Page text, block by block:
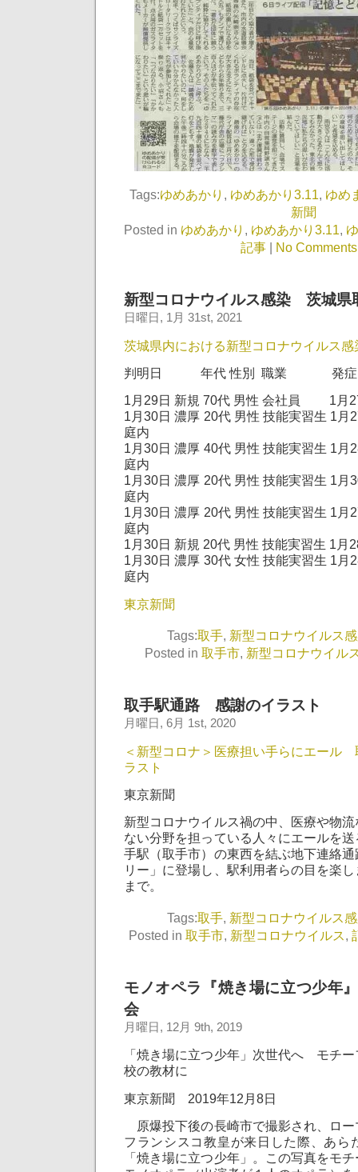
Tags:ゆめあかり , ゆめあかり3.11, ゆめ
新聞
Posted in ゆめあかり , ゆめあかり3.11,
記事| No
新型コロナウイルス感染 茨城県
日曜日, 1月 31st, 2021
茨城県内における新型コロナウイルス
判明日 年代 性別 職業 発症
1月29日 新規 70代 男性 会社員 1月
1月30日 濃厚 20代 男性 技能実習生 1月
庭内
1月30日 濃厚 40代 男性 技能実習生 1月
庭内
1月30日 濃厚 20代 男性 技能実習生 1月
庭内
1月30日 濃厚 20代 男性 技能実習生 1月
庭内
1月30日 新規 20代 男性 技能実習生 1月
1月30日 濃厚 30代 女性 技能実習生 1月
庭内
東京新聞
Tags:取手, 新型コロナウイルス
Posted in 取手市, 新型コロナウイル
取手駅通路 感謝のイラスト
月曜日, 6月 1st, 2020
＜新型コロナ＞医療担い手らにエー
ラスト
東京新聞
新型コロナウイルス禍の中、医療や物
ない分野を担っている人々にエールを
手駅（取手市）の東西を結ぶ地下連絡
リー」に登場し、駅利用者らの目を楽
まで。
Tags:取手, 新型コロナウイルス
Posted in 取手市, 新型コロナウイルス,
モノオペラ『焼き場に立つ少年
会
月曜日, 12月 9th, 2019
「焼き場に立つ少年」次世代へ モチ
校の教材に
東京新聞 2019年12月8日
原爆投下後の長崎市で撮影され、ロ
フランシスコ教皇が来日した際、あら
「焼き場に立つ少年」。この写真をモ